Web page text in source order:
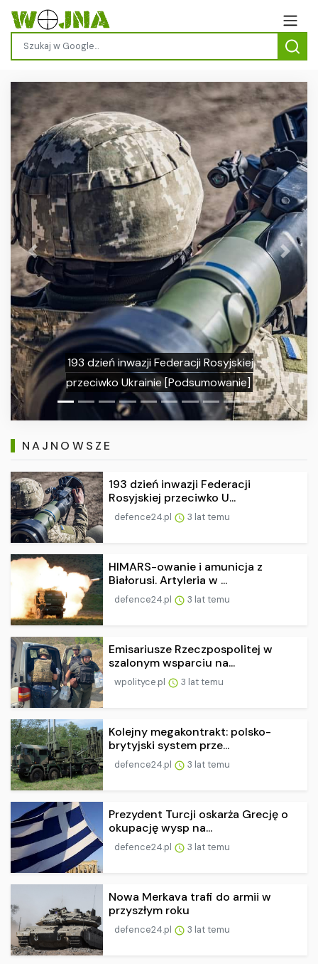
Rosyjskiej
HIMARS-owanie i amunicja
Artyleria w nowej fazie
Previous Next
NAJNOWSZE
193 dzień inwazji Federacji
Rosyjskiej przeciwko U...
defence24.pl 3 lat temu
HIMARS-owanie i amunicja z
Białorusi. Artyleria w ...
defence24.pl 3 lat temu
Emisariusze Rzeczpospolitej w
szalonym wsparciu na...
wpolityce.pl 3 lat temu
Kolejny megakontrakt: polsko-
brytyjski system prze...
defence24.pl 3 lat temu
Prezydent Turcji oskarża Grecję o
okupację wysp na...
defence24.pl 3 lat temu
Nowa Merkava trafi do armii w
przyszłym roku
defence24.pl 3 lat temu